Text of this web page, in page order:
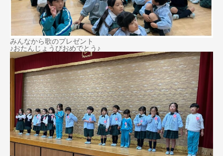
みんなから歌のプレゼント
♪おたんじょうびおめでとう♪